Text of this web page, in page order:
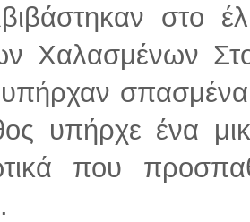
στο
Χαλασμένων
σπασμένα
υπήρχε ένα
που